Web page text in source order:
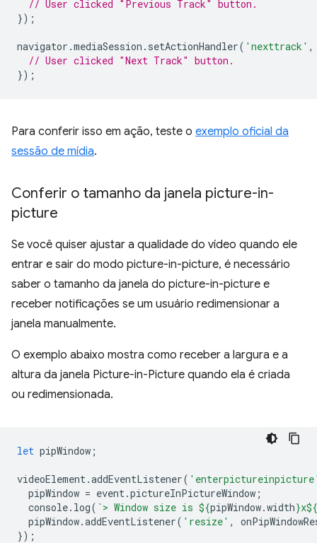
// User clicked "Previous Track" button.
});
navigator .mediaSession . setActionHandler( 'nexttrack' ,
// User clicked "Next Track" button.
});
Para conferir isso em ação, teste o exemplo oficial da
sessão de mídia.
Conferir o tamanho da janela picture-in-
picture
Se você quiser ajustar a qualidade do vídeo quando ele
entrar e sair do modo picture-in-picture, é necessário
saber o tamanho da janela do picture-in-picture e
receber notificações se um usuário redimensionar a
janela manualmente.
O exemplo abaixo mostra como receber a largura e a
altura da janela Picture-in-Picture quando ela é criada
ou redimensionada.
let pipWindow ;
videoElement.addEventListener(
pipWindow = event.pictureInPictureWindow ;
console. log( `> Window size is ${pipWindow.width}x${
pipWindow.addEventListener( 'resize' ,
});